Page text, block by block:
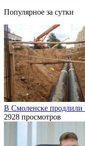
Популярное за сутки
В Смоленске продлили
2928 просмотров